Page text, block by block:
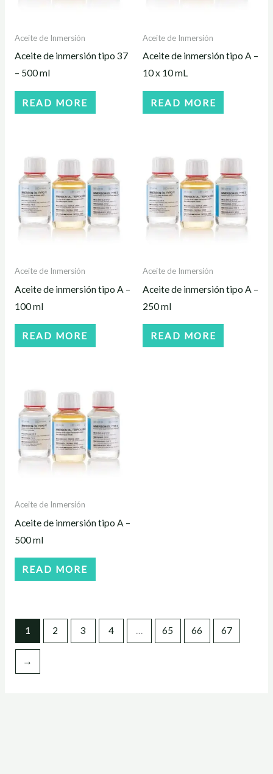
Aceite de Inmersión
Aceite de inmersión tipo 37
– 500 ml
READ MORE
Aceite de Inmersión
Aceite de inmersión tipo A –
10 x 10 mL
READ MORE
Aceite de Inmersión
Aceite de inmersión tipo A –
100 ml
READ MORE
Aceite de Inmersión
Aceite de inmersión tipo A –
250 ml
READ MORE
Aceite de Inmersión
Aceite de inmersión tipo A –
500 ml
READ MORE
1 2 3 4 … 65 66 67
→